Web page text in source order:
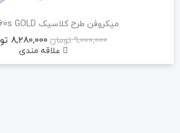
میکروفن طرح کلاسیک RETRO 60s GOLD
9,000,000 تومان
8,280,000 تومان
علاقه مندی